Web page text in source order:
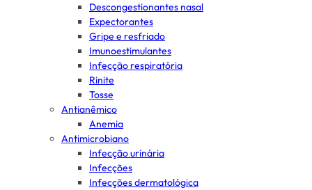
Descongestionantes nasal
Expectorantes
Gripe e resfriado
Imunoestimulantes
Infecção respiratória
Rinite
Tosse
Antianêmico
Anemia
Antimicrobiano
Infecção urinária
Infecções
Infecções dermatológica